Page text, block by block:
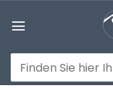
Inhalt
Suchen
nach: